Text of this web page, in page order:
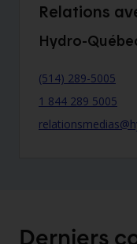
Relations
Hydro-
(514) 289-5005
1 844 289 5005
Derniers